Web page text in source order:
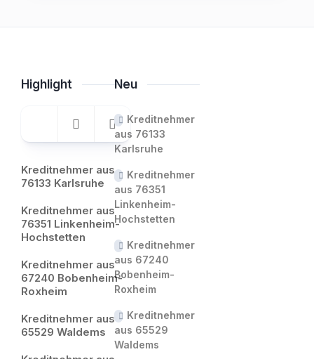
Highlight
Kreditnehmer aus
76133 Karlsruhe
Kreditnehmer aus
76351 Linkenheim-
Hochstetten
Kreditnehmer aus
67240 Bobenheim-
Roxheim
Kreditnehmer aus
65529 Waldems
Neu
Kreditnehmer
aus 76133
Karlsruhe
Kreditnehmer
aus 76351
Linkenheim-
Hochstetten
Kreditnehmer
aus 67240
Bobenheim-
Roxheim
Kreditnehmer
aus 65529
Waldems